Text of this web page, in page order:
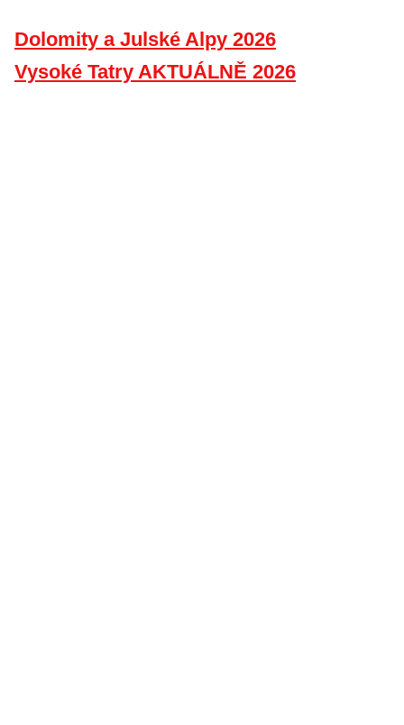
Dolomity a Julské Alpy 2026
Vysoké Tatry AKTUÁLNĚ 2026